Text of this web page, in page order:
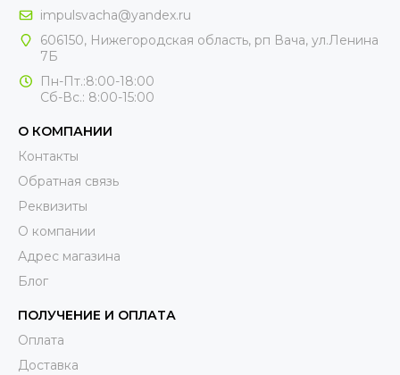
impulsvacha@yandex.ru
606150, Нижегородская область, рп Вача, ул.Ленина
7Б
Пн-Пт.:8:00-18:00
Сб-Вс.: 8:00-15:00
О КОМПАНИИ
Контакты
Обратная связь
Реквизиты
О компании
Адрес магазина
Блог
ПОЛУЧЕНИЕ И ОПЛАТА
Оплата
Доставка